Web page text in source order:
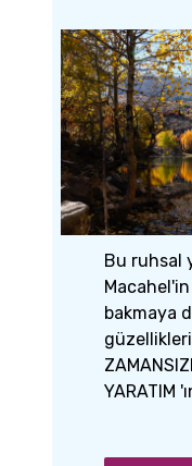
Bu ruhsal
bakmaya
YARATIM